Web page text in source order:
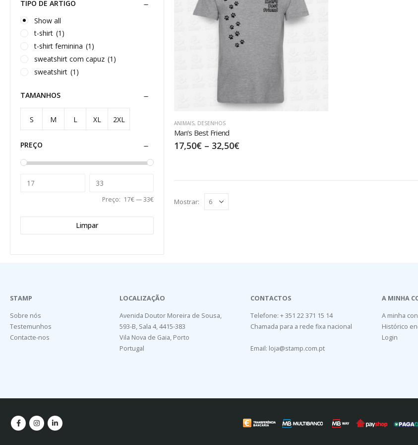
ANIMAIS, DESENHOS
Man’s Best Friend
17,50€ – 32,50€
Mostrar:
TIPO DE ARTIGO
Show all
t-shirt (1)
t-shirt feminina (1)
sweatshirt com capuz (1)
sweatshirt (1)
TAMANHOS
S M L XL 2XL
PREÇO
Preço: 17€—33€
Limpar
STAMP
Sobre nós
Testemunhos
Contacte-nos
LOCALIZAÇÃO
Avenida Doutor Moreira de Sousa,
593-B, Sala 4, 4415-383
Vila Nova de Gaia, Porto
Portugal
CONTACTOS
Telefone: + 351 22 371 15 14
Chamada para a rede fixa nacional
Email: loja@stamp.com.pt
A MINHA
A minha
Histórico
Login